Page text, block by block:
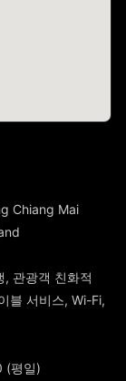
Chiang Mai
, 관광객 친화적
블 서비스, Wi-Fi,
(평일)